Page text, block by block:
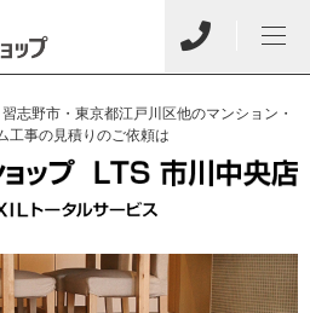
志野市・東京都江戸川区他のマンション・
工事の見積りのご依頼は